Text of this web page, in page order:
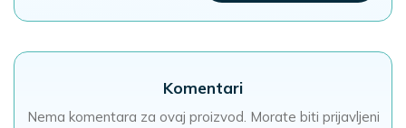
Komentari
Nema komentara za ovaj proizvod. Morate biti prijavljeni